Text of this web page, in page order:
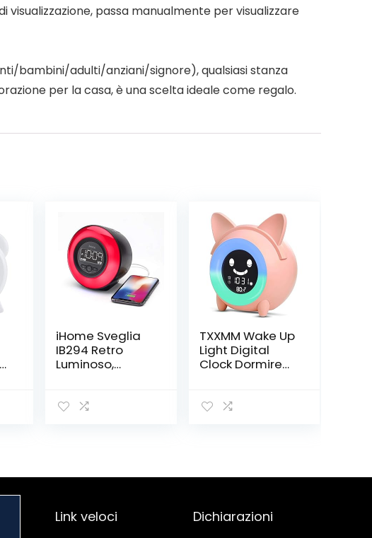
passa manualmente per visualizzare
bambini/adulti/anziani/signore), qualsiasi stanza
per la casa, è una scelta ideale come regalo.
iHome Sveglia
IB294 Retro
Luminoso,
Doppia Ricarica
TXXMM Wake Up
Light Digital
Clock Dormire
Sound Machine
Ragazzi
Link veloci Dichiarazioni